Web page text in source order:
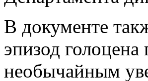
В документе
эпизод голоцена
необычайным